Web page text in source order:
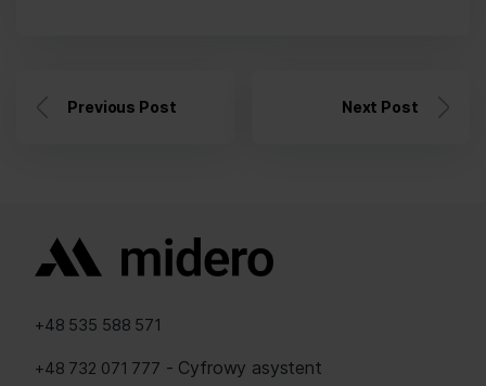
Previous Post Next Post
+48 535 588 571
+48 732 071 777 - Cyfrowy asystent